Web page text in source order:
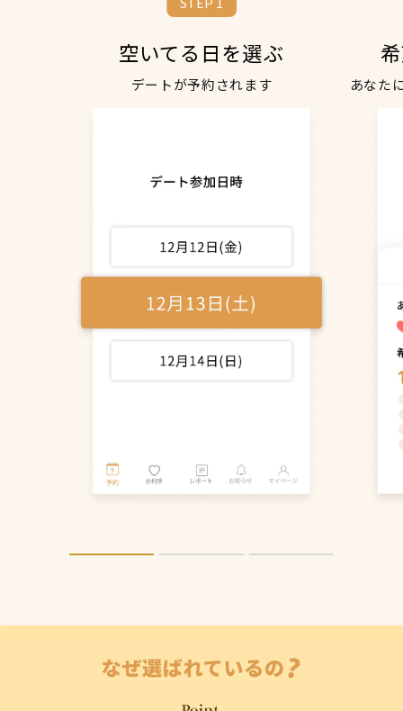
空いてる日を選ぶ
デートが予約されます あなた